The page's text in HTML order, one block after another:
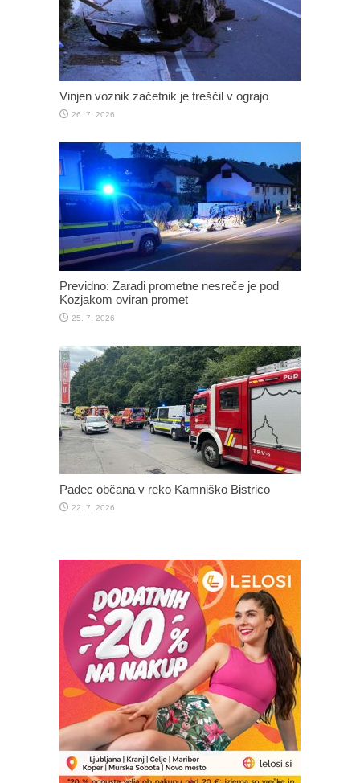
Vinjen voznik začetnik je treščil v ograjo
26. 7. 2026
Previdno: Zaradi prometne nesreče je pod
Kozjakom oviran promet
25. 7. 2026
Padec občana v reko Kamniško Bistrico
22. 7. 2026